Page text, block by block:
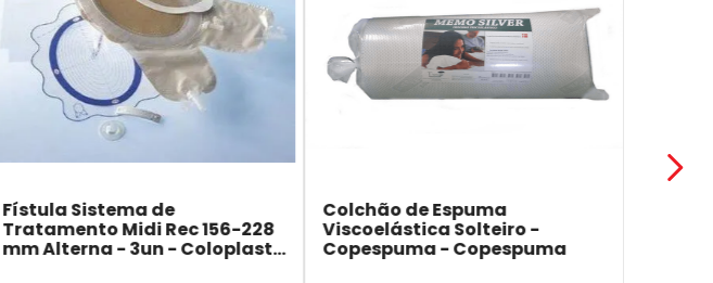
Fístula Sistema de
Tratamento Midi Rec 156-228
mm Alterna - 3un - Coloplast
Colchão de Espuma
Viscoelástica Solteiro -
Copespuma- Copespuma